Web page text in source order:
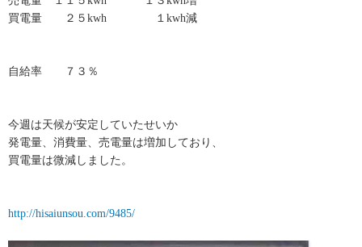
買電量 ２５kwh １kwh減
自給率 ７３％
今週は天候が安定していたせいか
発電量、消費量、売電量は増加しており、
買電量は微減しました。
http://hisaiunsou.com/9485/